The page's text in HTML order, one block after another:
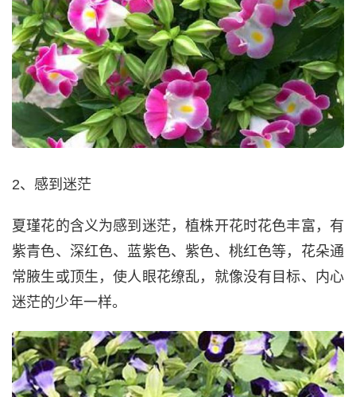
2、感到迷茫
夏瑾花的含义为感到迷茫，植株开花时花色丰富，有
紫青色、深红色、蓝紫色、紫色、桃红色等，花朵通
常腋生或顶生，使人眼花缭乱，就像没有目标、内心
迷茫的少年一样。